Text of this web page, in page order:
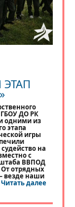
ГБОУ ДО РК
одними из
этапа
игры
на
с
штаба ВВПОД
От отрядных
везде наши
Читать далее«